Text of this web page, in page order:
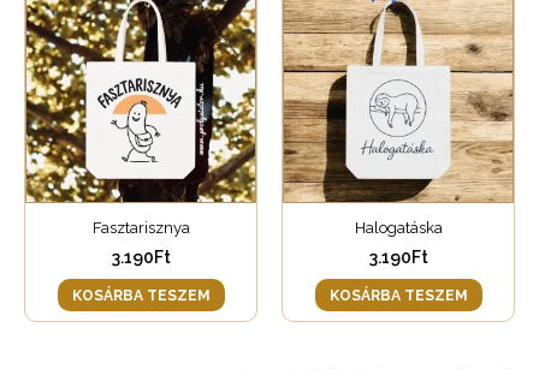
Fasztarisznya
3.190Ft
KOSÁRBA TESZEM
Halogatáska
3.190Ft
KOSÁRBA TESZEM